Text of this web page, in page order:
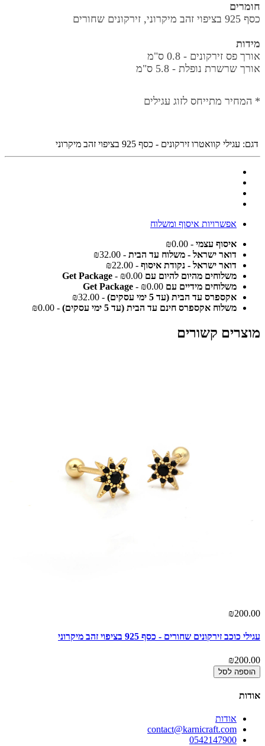
חומרים
כסף 925 בציפוי זהב מיקרוני, זירקונים שחורים
מידות
אורך פס זירקונים - 0.8 ס"מ
אורך שרשרת נופלת - 5.8 ס"מ
* המחיר מתייחס לזוג עגילים
דגם: עגילי קוואטרו זירקונים - כסף 925 בציפוי זהב מיקרוני
אפשרויות איסוף ומשלוח
איסוף עצמי - ₪0.00
דואר ישראל - משלוח עד הבית - ₪32.00
דואר ישראל - נקודת איסוף - ₪22.00
משלוחים מהיום להיום עם Get Package - ₪0.00
משלוחים מידיים עם Get Package - ₪0.00
אקספרס עד הבית (עד 5 ימי עסקים)
- ₪32.00
משלוח אקספרס חינם עד הבית (עד 5 ימי עסקים)
- ₪0.00
מוצרים קשורים
₪200.00
עגילי כוכב זירקונים שחורים - כסף 925 בציפוי זהב מיקרוני
₪200.00
הוספה לסל
אודות
אודות
contact@karnicraft.com
0542147900